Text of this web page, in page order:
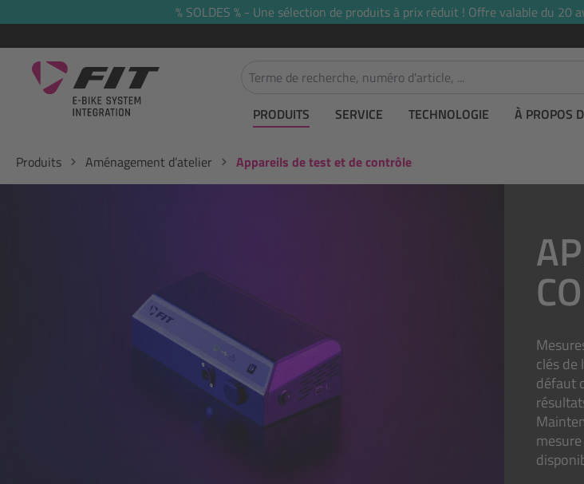
Passer à la navigation principale% SOLDES % - Une sélection de produits à prix réduit ! Offre valable du
PRODUITS SERVICE TECHNOLOGIE À PROPOS
Produits Aménagement d’atelier Appareils de test et de contrôle
clés de
défaut